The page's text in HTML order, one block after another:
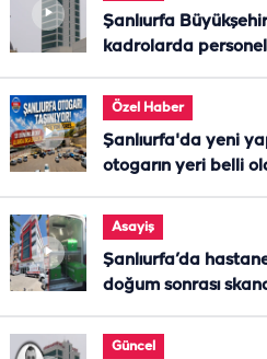
Şanlıurfa
kadrolarda
Özel Haber
Şanlıurfa'da yeni
otogarın yeri belli
Asayiş
Şanlıurfa’da
doğum sonrası
Güncel